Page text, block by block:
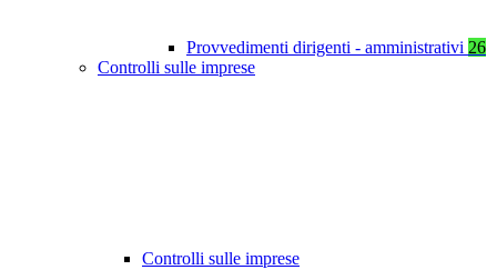
Provvedimenti dirigenti - amministrativi 26
Controlli sulle imprese
Controlli sulle imprese